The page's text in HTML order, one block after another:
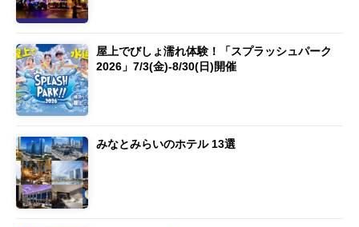
屋上でびしょ濡れ体験！「スプラッシュパーク
2026」7/3(金)-8/30(日)開催
みなとみらいのホテル 13選